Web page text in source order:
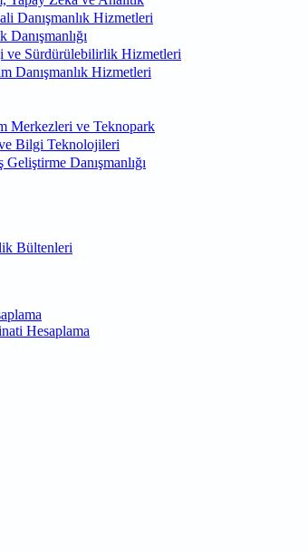
Danışmanlık Hizmetleri
Danışmanlığı
Sürdürülebilirlik Hizmetleri
Danışmanlık Hizmetleri
Merkezleri ve Teknopark
Bilgi Teknolojileri
Geliştirme Danışmanlığı
Bültenleri
Hesaplama